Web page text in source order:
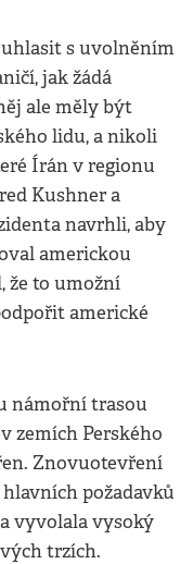
s uvolněním
jak žádá
ale měly být
lidu, a nikoli
Írán v regionu
Kushner a
navrhli, aby
americkou
že to umožní
americké
námořní trasou
zemích Perského
Znovuotevření
požadavků
vyvolala vysoký
trzích.